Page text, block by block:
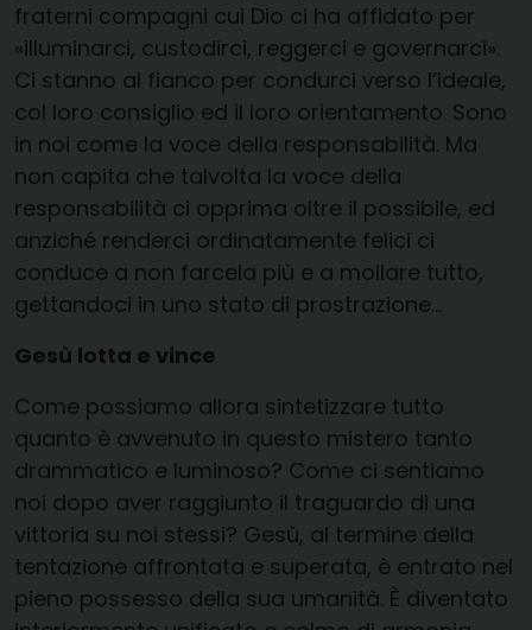
fraterni compagni cui Dio ci ha affidato per
«illuminarci, custodirci, reggerci e governarci».
Ci stanno al fianco per condurci verso l’ideale,
col loro consiglio ed il loro orientamento. Sono
in noi come la voce della responsabilità. Ma
non capita che talvolta la voce della
responsabilità ci opprima oltre il possibile, ed
anziché renderci ordinatamente felici ci
conduce a non farcela più e a mollare tutto,
gettandoci in uno stato di prostrazione…
Gesù lotta e vince
Come possiamo allora sintetizzare tutto
quanto è avvenuto in questo mistero tanto
drammatico e luminoso? Come ci sentiamo
noi dopo aver raggiunto il traguardo di una
vittoria su noi stessi? Gesù, al termine della
tentazione affrontata e superata, è entrato nel
pieno possesso della sua umanità. È diventato